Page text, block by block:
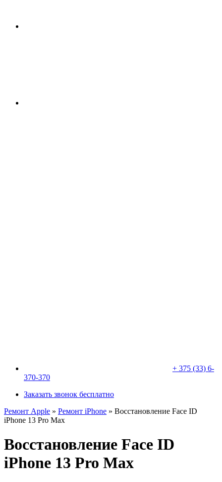
+ 375 (33) 6-
370-370
Заказать звонок бесплатно
Ремонт Apple » Ремонт iPhone » Восстановление Face ID
iPhone 13 Pro Max
Восстановление Face ID
iPhone 13 Pro Max